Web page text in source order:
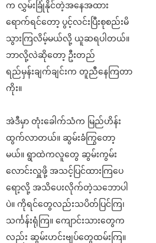
က လွှမ်းခြုံနိုင်တဲ့အနေအထား
ရောက်ရင်တော့ ပွင့်လင်းပြီးစုစည်းမိ
သွားကြလိမ့်မယ်လို့ ယူဆရပါတယ်။
ဘာလို့လဲဆိုတော့ ဦးတည်
ရည်မှန်းချက်ချင်းက တူညီနေကြတာ
ကိုး။
အဲဒီမှာ တုံးခေါက်သံက မြည်ဟိန်း
ထွက်လာတယ်။ ဆွမ်းခံကြွတော့
မယ်။ ရွာထဲကလူတွေ ဆွမ်းကွမ်း
လောင်းလှူဖို့ အသင့်ပြင်ထားကြပေ
ရော့လို့ အသိပေးလိုက်တဲ့သဘောပါ
ပဲ။ ကိုရင်တွေလည်းသပိတ်ပြင်ကြ၊
သင်္ကန်းရုံကြ။ ကျောင်းသားတွေက
လည်း ဆွမ်းဟင်းဗျပ်တွေထမ်းကြ။